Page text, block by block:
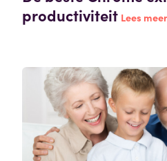
productiviteit Lees meer